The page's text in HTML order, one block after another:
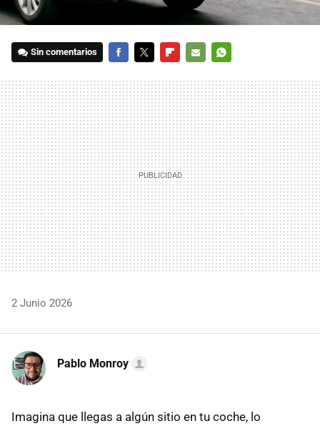
Sin comentarios
MAIL
2 Junio 2026
Pablo Monroy
Imagina que llegas a algún sitio en tu coche, lo